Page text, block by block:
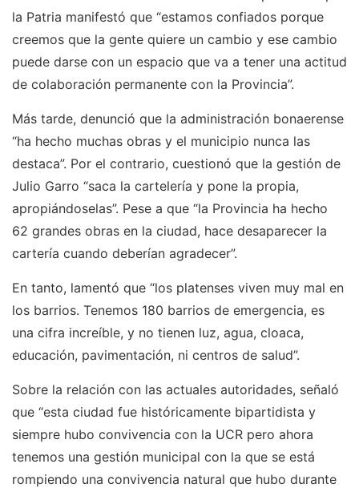
la Patria manifestó que “estamos confiados porque
creemos que la gente quiere un cambio y ese cambio
puede darse con un espacio que va a tener una actitud
de colaboración permanente con la Provincia”.
Más tarde, denunció que la administración bonaerense
“ha hecho muchas obras y el municipio nunca las
destaca”. Por el contrario, cuestionó que la gestión de
Julio Garro “saca la cartelería y pone la propia,
apropiándoselas”. Pese a que “la Provincia ha hecho
62 grandes obras en la ciudad, hace desaparecer la
cartería cuando deberían agradecer”.
En tanto, lamentó que “los platenses viven muy mal en
los barrios. Tenemos 180 barrios de emergencia, es
una cifra increíble, y no tienen luz, agua, cloaca,
educación, pavimentación, ni centros de salud”.
Sobre la relación con las actuales autoridades, señaló
que “esta ciudad fue históricamente bipartidista y
siempre hubo convivencia con la UCR pero ahora
tenemos una gestión municipal con la que se está
rompiendo una convivencia natural que hubo durante